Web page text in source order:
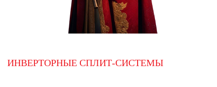
ИНВЕРТОРНЫЕ СПЛИТ-СИСТЕМЫ